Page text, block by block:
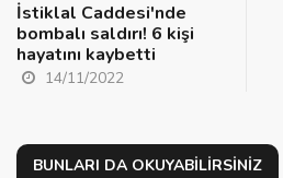
İstiklal Caddesi'nde
bombalı saldırı! 6 kişi
hayatını kaybetti
14/11/2022
BUNLARI DA OKUYABILIRSINIZ